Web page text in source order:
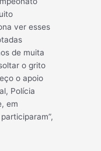
ver esses
de muita
o grito
o apoio
Polícia
em